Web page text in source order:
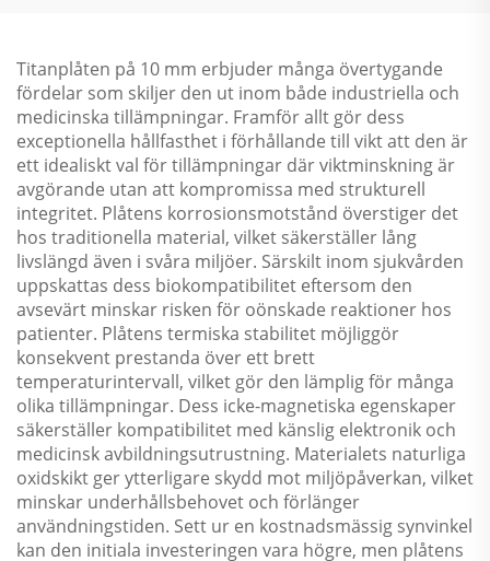
Titanplåten på 10 mm erbjuder många övertygande
fördelar som skiljer den ut inom både industriella och
medicinska tillämpningar. Framför allt gör dess
exceptionella hållfasthet i förhållande till vikt att den är
ett idealiskt val för tillämpningar där viktminskning är
avgörande utan att kompromissa med strukturell
integritet. Plåtens korrosionsmotstånd överstiger det
hos traditionella material, vilket säkerställer lång
livslängd även i svåra miljöer. Särskilt inom sjukvården
uppskattas dess biokompatibilitet eftersom den
avsevärt minskar risken för oönskade reaktioner hos
patienter. Plåtens termiska stabilitet möjliggör
konsekvent prestanda över ett brett
temperaturintervall, vilket gör den lämplig för många
olika tillämpningar. Dess icke-magnetiska egenskaper
säkerställer kompatibilitet med känslig elektronik och
medicinsk avbildningsutrustning. Materialets naturliga
oxidskikt ger ytterligare skydd mot miljöpåverkan, vilket
minskar underhållsbehovet och förlänger
användningstiden. Sett ur en kostnadsmässig synvinkel
kan den initiala investeringen vara högre, men plåtens